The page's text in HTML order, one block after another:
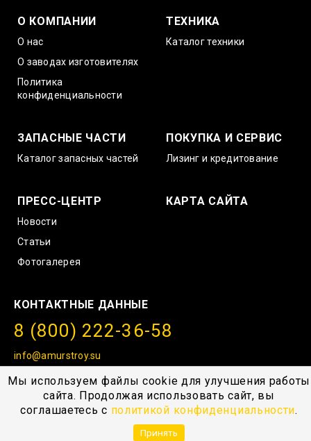
Мы используем файлы cookie для улучшения работы
сайта. Продолжая использовать сайт, вы
соглашаетесь с политикой конфиденциальности.
Принять
О КОМПАНИИ
О нас
О заводах изготовителях
Политика
конфиденциальности
ТЕХНИКА
Каталог техники
ЗАПАСНЫЕ ЧАСТИ
Каталог запасных частей
ПОКУПКА И СЕРВИС
Лизинг и кредитование
ПРЕСС-ЦЕНТР
Новости
Статьи
Фотогалерея
КАРТА САЙТА
КОНТАКТНЫЕ ДАННЫЕ
8 (800) 222-36-58
info@amurstroy.su
© 2004—2026, ГК “АмурСтройТехника”, г. Хабаровск,
с.Тополево, Проезд южный 1